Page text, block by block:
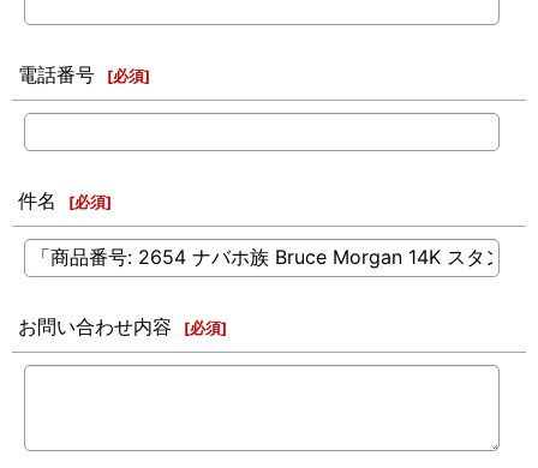
電話番号 [必須]
件名 [必須]
お問い合わせ内容 [必須]